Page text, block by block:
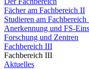
Fächer am Fachbereich II
Studieren am Fachbereich
Anerkennung und FS-
Forschung und Zentren
Fachbereich III
Fachbereich III
Aktuelles